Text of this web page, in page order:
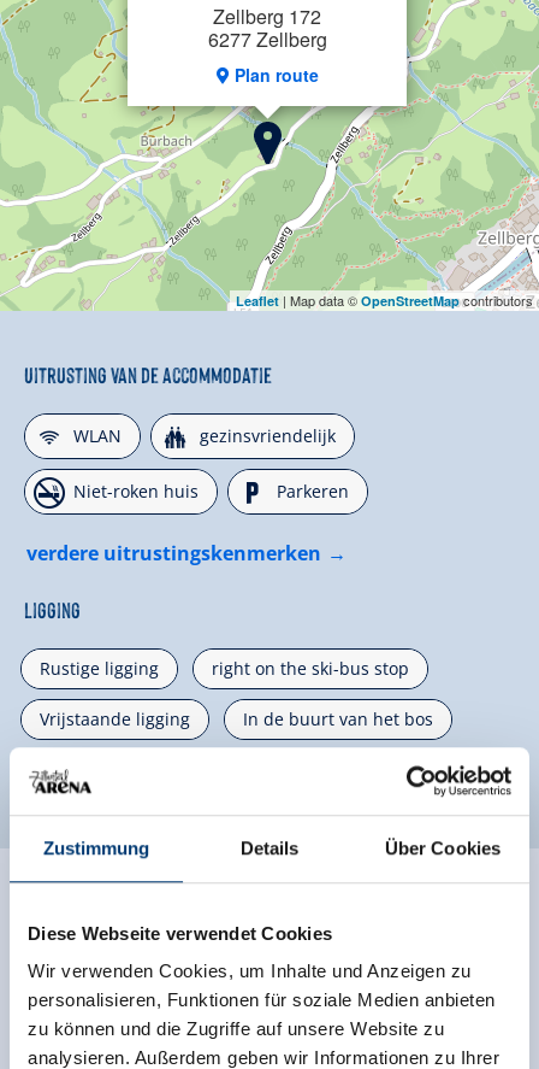
Zustimmung Details Über Cookies
Diese Webseite verwendet Cookies
Wir verwenden Cookies, um Inhalte und Anzeigen zu
personalisieren, Funktionen für soziale Medien anbieten
zu können und die Zugriffe auf unsere Website zu
analysieren. Außerdem geben wir Informationen zu Ihrer
Zellberg 172
6277 Zellberg
Plan route
Leaflet | Map data © OpenStreetMapcontributors
Uitrusting van de accommodatie
🜉WLAN 🍺gezinsvriendelijk
🏝Niet-roken huis 🐈Parkeren
verdere uitrustingskenmerken
Ligging
Rustige ligging right on the ski-bus stop
Vrijstaande ligging In de buurt van het bos
Bergachtige ligging